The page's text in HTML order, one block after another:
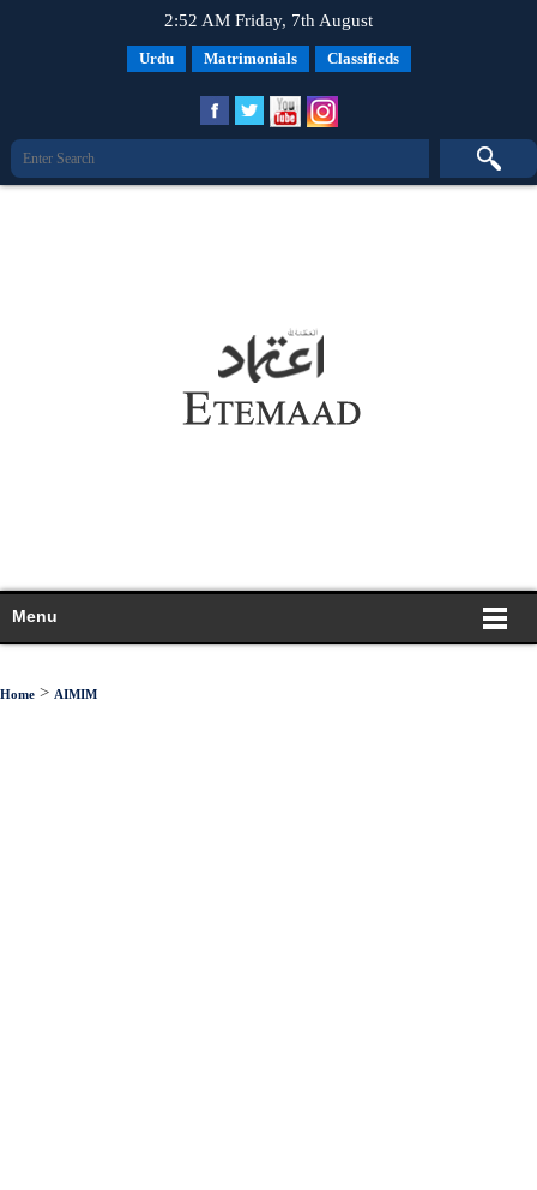
2:52 AM Friday, 7th August
Urdu Matrimonials Classifieds
Menu
Home > AIMIM